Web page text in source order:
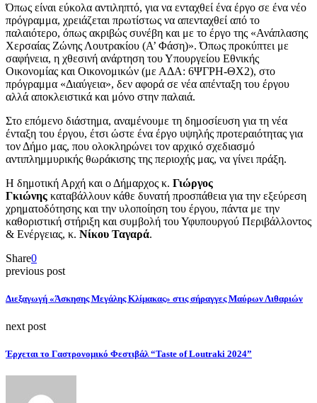
Όπως είναι εύκολα αντιληπτό, για να ενταχθεί ένα έργο σε ένα νέο
πρόγραμμα, χρειάζεται πρωτίστως να απενταχθεί από το
παλαιότερο, όπως ακριβώς συνέβη και με το έργο της «Ανάπλασης
Χερσαίας Ζώνης Λουτρακίου (Α’ Φάση)». Όπως προκύπτει με
σαφήνεια, η χθεσινή ανάρτηση του Υπουργείου Εθνικής
Οικονομίας και Οικονομικών (με ΑΔΑ: 6ΨΓΡΗ-ΘΧ2), στο
πρόγραμμα «Διαύγεια», δεν αφορά σε νέα απένταξη του έργου
αλλά αποκλειστικά και μόνο στην παλαιά.
Στο επόμενο διάστημα, αναμένουμε τη δημοσίευση για τη νέα
ένταξη του έργου, έτσι ώστε ένα έργο υψηλής προτεραιότητας για
τον Δήμο μας, που ολοκληρώνει τον αρχικό σχεδιασμό
αντιπλημμυρικής θωράκισης της περιοχής μας, να γίνει πράξη.
Η δημοτική Αρχή και ο Δήμαρχος κ. Γιώργος
Γκιώνης καταβάλλουν κάθε δυνατή προσπάθεια για την εξεύρεση
χρηματοδότησης και την υλοποίηση του έργου, πάντα με την
καθοριστική στήριξη και συμβολή του Υφυπουργού Περιβάλλοντος
& Ενέργειας, κ. Νίκου Ταγαρά.
Share0
previous post
Διεξαγωγή «Άσκησης Μεγάλης Κλίμακας» στις σήραγγες Μαύρων Λιθαριών
next post
Έρχεται το Γαστρονομικό Φεστιβάλ “Taste of Loutraki 2024”